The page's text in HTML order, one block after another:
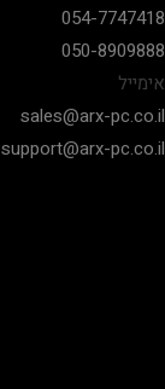
054-7747418
050-8909888
אימייל
sales@arx-pc.co.il
support@arx-pc.co.il